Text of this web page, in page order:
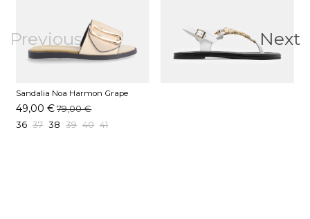
Previous
Sandalia Noa Harmon Grape
Taupe
49,00 € 79,00 €
36 37 38 39 40 41
Next